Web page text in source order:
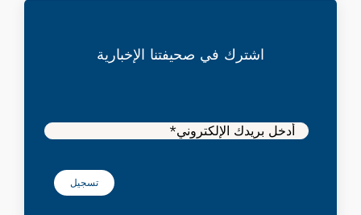
اشترك في صحيفتنا الإخبارية
تسجيل